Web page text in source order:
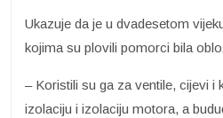
Ukazuje da je u dvadesetom
kojima su plovili pomorci bila
– Koristili su ga za ventile, cijevi i
izolaciju i izolaciju motora, a